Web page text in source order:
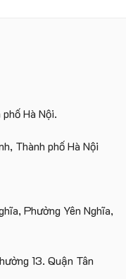
Hà Nội.
Thành phố Hà Nội
Phường Yên Nghĩa,
13. Quận Tân